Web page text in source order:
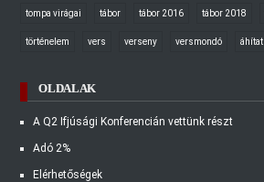
tompa virágai tábor tábor 2016 tábor 2018
történelem vers verseny versmondó áhítat
OLDALAK
A Q2 Ifjúsági Konferencián vettünk részt
Adó 2%
Elérhetőségek